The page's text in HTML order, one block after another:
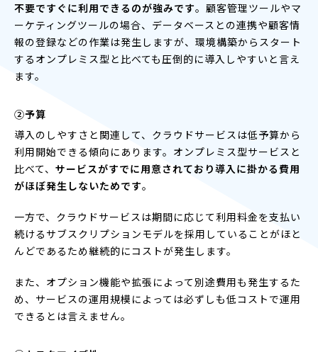
不要ですぐに利用できるのが強みです。顧客管理ツールやマ
ーケティングツールの場合、データベースとの連携や顧客情
報の登録などの作業は発生しますが、環境構築からスタート
するオンプレミス型と比べても圧倒的に導入しやすいと言え
ます。
②予算
導入のしやすさと関連して、クラウドサービスは低予算から
利用開始できる傾向にあります。オンプレミス型サービスと
比べて、 サービスがすでに用意されており導入に掛かる費用
がほぼ発生しないためです。
一方で、クラウドサービスは期間に応じて利用料金を支払い
続けるサブスクリプションモデルを採用していることがほと
んどであるため継続的にコストが発生します。
また、オプション機能や拡張によって別途費用も発生するた
め、サービスの運用規模によっては必ずしも低コストで運用
できるとは言えません。